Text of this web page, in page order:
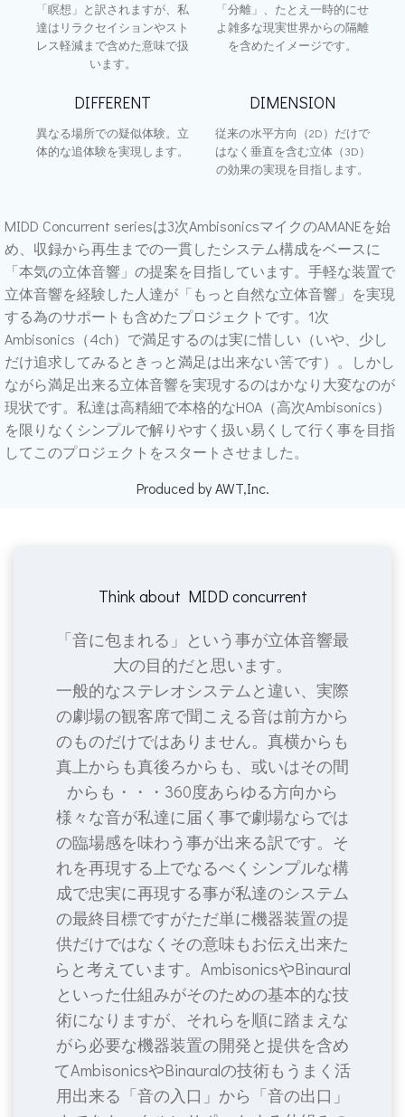
「瞑想」と訳されますが、私
達はリラクセイションやスト
レス軽減まで含めた意味で扱
います。
「分離」、たとえ一時的にせ
よ雑多な現実世界からの隔離
を含めたイメージです。
DIFFERENT
異なる場所での疑似体験。立
体的な追体験を実現します。
DIMENSION
従来の水平方向（2D）だけで
はなく垂直を含む立体（3D）
の効果の実現を目指します。
MIDD Concurrent seriesは3次AmbisonicsマイクのAMANEを始
め、収録から再生までの一貫したシステム構成をベースに
「本気の立体音響」の提案を目指しています。手軽な装置で
立体音響を経験した人達が「もっと自然な立体音響」を実現
する為のサポートも含めたプロジェクトです。1次
Ambisonics（4ch）で満足するのは実に惜しい（いや、少し
だけ追求してみるときっと満足は出来ない筈です）。しかし
ながら満足出来る立体音響を実現するのはかなり大変なのが
現状です。私達は高精細で本格的なHOA（高次Ambisonics）
を限りなくシンプルで解りやすく扱い易くして行く事を目指
してこのプロジェクトをスタートさせました。
Produced by AWT,Inc.
Think about MIDD concurrent
「音に包まれる」という事が立体音響最
大の目的だと思います。
一般的なステレオシステムと違い、実際
の劇場の観客席で聞こえる音は前方から
のものだけではありません。真横からも
真上からも真後ろからも、或いはその間
からも・・・360度あらゆる方向から
様々な音が私達に届く事で劇場ならでは
の臨場感を味わう事が出来る訳です。そ
れを再現する上でなるべくシンプルな構
成で忠実に再現する事が私達のシステム
の最終目標ですがただ単に機器装置の提
供だけではなくその意味もお伝え出来た
らと考えています。AmbisonicsやBinaural
といった仕組みがそのための基本的な技
術になりますが、それらを順に踏まえな
がら必要な機器装置の開発と提供を含め
てAmbisonicsやBinauralの技術もうまく活
用出来る「音の入口」から「音の出口」